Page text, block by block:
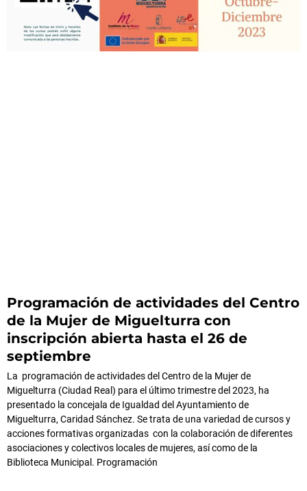
Programación de actividades del Centro
de la Mujer de Miguelturra con
inscripción abierta hasta el 26 de
septiembre
La programación de actividades del Centro de la Mujer de
Miguelturra (Ciudad Real) para el último trimestre del 2023, ha
presentado la concejala de Igualdad del Ayuntamiento de
Miguelturra, Caridad Sánchez. Se trata de una variedad de cursos y
acciones formativas organizadas con la colaboración de diferentes
asociaciones y colectivos locales de mujeres, así como de la
Biblioteca Municipal. Programación